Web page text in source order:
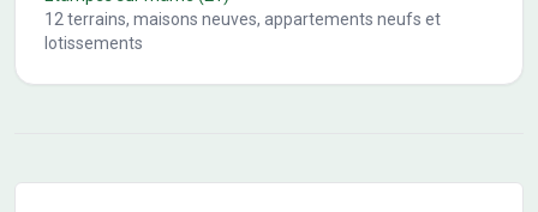
12 terrains, maisons neuves, appartements neufs et
lotissements